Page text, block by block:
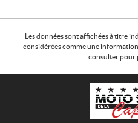
Les données sont affichées à titre
considérées comme une
consulter pour